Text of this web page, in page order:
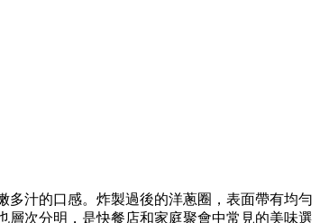
汁的口感。炸製過後的洋蔥圈，表面帶有均勻
次分明，是快餐店和家庭聚會中常見的美味選